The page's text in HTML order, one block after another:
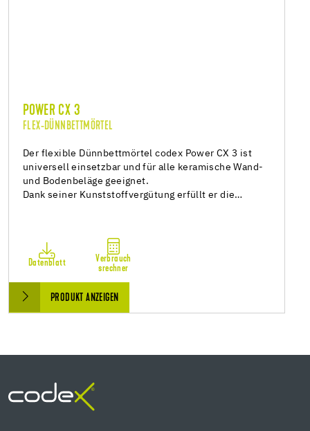
POWER CX 3
FLEX-DÜNNBETTMÖRTEL
Der flexible Dünnbettmörtel codex Power CX 3 ist
universell einsetzbar und für alle keramische Wand-
und Bodenbeläge geeignet.
Dank seiner Kunststoffvergütung erfüllt er die…
Datenblatt
Verbrauch
srechner
PRODUKT ANZEIGEN